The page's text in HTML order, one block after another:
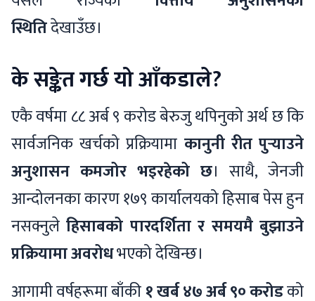
स्थितिदेखाउँछ।
के सङ्केत गर्छ यो आँकडाले?
एकै वर्षमा ८८ अर्ब ९ करोड बेरुजु थपिनुको अर्थ छ कि
सार्वजनिक खर्चको प्रक्रियामा कानुनी रीत पुर्‍याउने
अनुशासन कमजोर भइरहेको छ। साथै, जेनजी
आन्दोलनका कारण १७९ कार्यालयको हिसाब पेस हुन
नसक्नुलेहिसाबको पारदर्शिता र समयमै बुझाउने
प्रक्रियामा अवरोधभएको देखिन्छ।
आगामी वर्षहरूमा बाँकी१ खर्ब ४७ अर्ब ९० करोडको